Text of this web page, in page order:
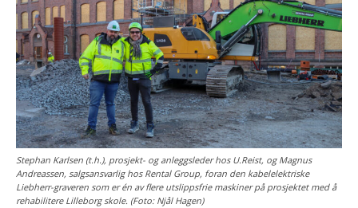
Stephan Karlsen (t.h.), prosjekt- og anleggsleder hos U.Reist, og Magnus
Andreassen, salgsansvarlig hos Rental Group, foran den kabelelektriske
Liebherr-graveren som er én av flere utslippsfrie maskiner på prosjektet med å
rehabilitere Lilleborg skole. (Foto: Njål Hagen)